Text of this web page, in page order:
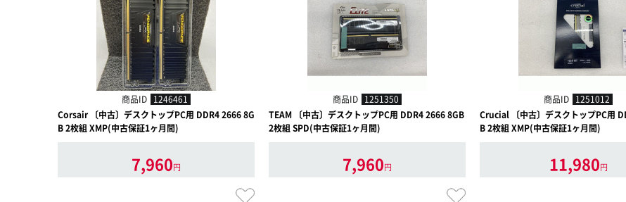
商品ID 1246461
Corsair 〔中古〕デスクトップPC用 DDR4 2666 8G
B 2枚組 XMP(中古保証1ヶ月間)
7,960円
商品ID 1251350
TEAM 〔中古〕デスクトップPC用 DDR4 2666 8GB
2枚組 SPD(中古保証1ヶ月間)
7,960円
商品ID 1251012
Crucial 〔中古〕デスクトップPC用
B 2枚組 XMP(中古保証1ヶ月間)
11,980円